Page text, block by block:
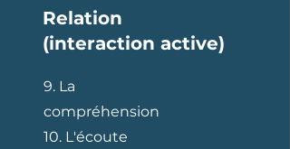
Relation
(interaction active)
9. La
compréhension
10. L'écoute